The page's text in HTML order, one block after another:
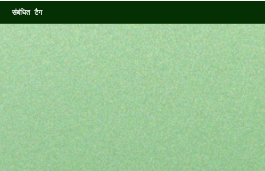
संबंधित टैग